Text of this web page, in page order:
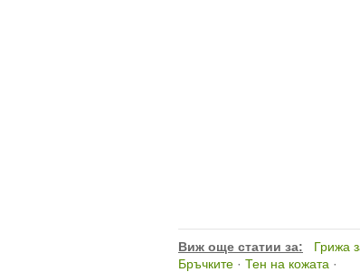
Виж още статии за: Грижа
Бръчките · Тен на кожата ·